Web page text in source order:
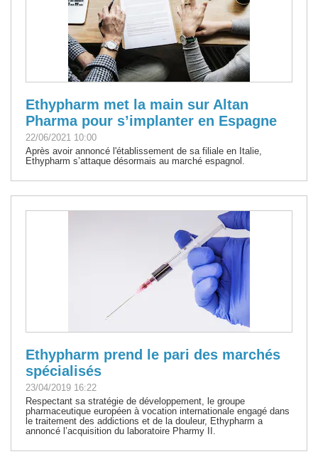
Ethypharm met la main sur Altan
Pharma pour s’implanter en Espagne
22/06/2021 10:00
Après avoir annoncé l'établissement de sa filiale en Italie,
Ethypharm s’attaque désormais au marché espagnol.
Ethypharm prend le pari des marchés
spécialisés
23/04/2019 16:22
Respectant sa stratégie de développement, le groupe
pharmaceutique européen à vocation internationale engagé dans
le traitement des addictions et de la douleur, Ethypharm a
annoncé l’acquisition du laboratoire Pharmy II.